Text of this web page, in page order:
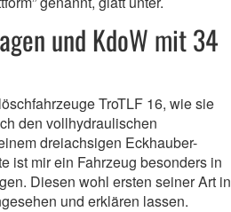
und KdoW mit 34
TroTLF 16, wie sie
den vollhydraulischen
dreiachsigen Eckhauber-
ist mir ein Fahrzeug besonders in
Diesen wohl ersten seiner Art in
und erklären lassen.